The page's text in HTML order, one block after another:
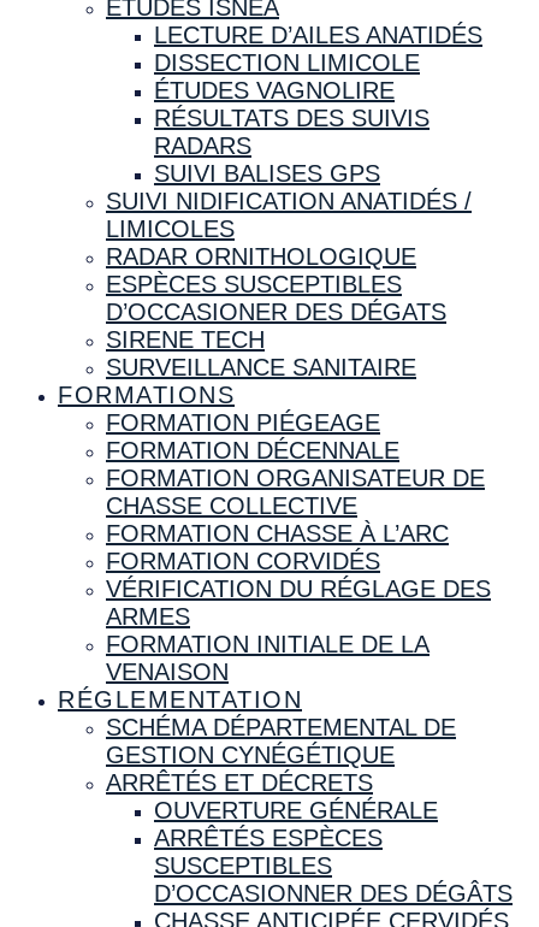
ÉTUDES ISNEA
LECTURE D’AILES ANATIDÉS
DISSECTION LIMICOLE
ÉTUDES VAGNOLIRE
RÉSULTATS DES SUIVIS
RADARS
SUIVI BALISES GPS
SUIVI NIDIFICATION ANATIDÉS /
LIMICOLES
RADAR ORNITHOLOGIQUE
ESPÈCES SUSCEPTIBLES
D’OCCASIONER DES DÉGATS
SIRENE TECH
SURVEILLANCE SANITAIRE
FORMATIONS
FORMATION PIÉGEAGE
FORMATION DÉCENNALE
FORMATION ORGANISATEUR DE
CHASSE COLLECTIVE
FORMATION CHASSE À L’ARC
FORMATION CORVIDÉS
VÉRIFICATION DU RÉGLAGE DES
ARMES
FORMATION INITIALE DE LA
VENAISON
RÉGLEMENTATION
SCHÉMA DÉPARTEMENTAL DE
GESTION CYNÉGÉTIQUE
ARRÊTÉS ET DÉCRETS
OUVERTURE GÉNÉRALE
ARRÊTÉS ESPÈCES
SUSCEPTIBLES
D’OCCASIONNER DES DÉGÂTS
CHASSE ANTICIPÉE CERVIDÉS